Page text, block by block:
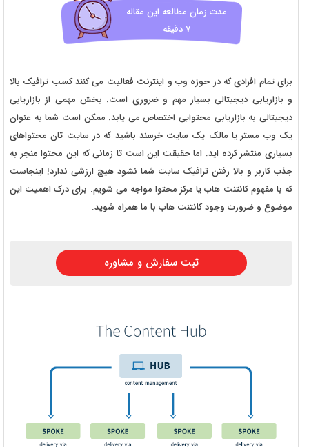
مدت زمان مطالعه این مقاله
7 دقیقه
برای تمام افرادی که در حوزه وب و اینترنت فعالیت می کنند کسب ترافیک بالا
و بازاریابی دیجیتالی بسیار مهم و ضروری است. بخش مهمی از بازاریابی
دیجیتالی به بازاریابی محتوایی اختصاص می یابد. ممکن است شما به عنوان
یک وب مستر یا مالک یک سایت خرسند باشید که در سایت تان محتواهای
بسیاری منتشر کرده اید. اما حقیقت این است تا زمانی که این محتوا منجر به
جذب کاربر و بالا رفتن ترافیک سایت شما نشود هیچ ارزشی ندارد! اینجاست
که با مفهوم کانتنت هاب یا مرکز محتوا مواجه می شویم. برای درک اهمیت این
موضوع و ضرورت وجود کانتنت هاب با ما همراه شوید.
ثبت سفارش و مشاوره